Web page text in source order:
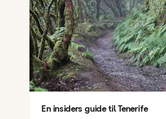
En insiders guide til Tenerife